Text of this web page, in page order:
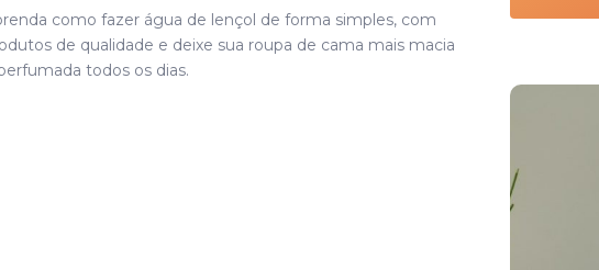
como fazer água de lençol de forma simples, com
de qualidade e deixe sua roupa de cama mais macia
todos os dias.